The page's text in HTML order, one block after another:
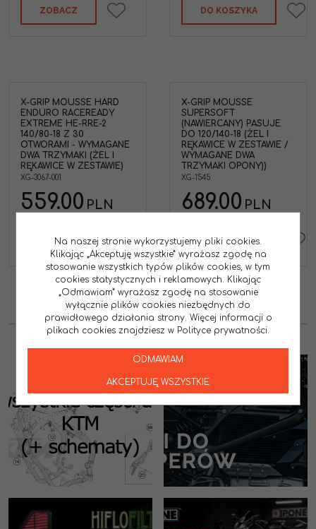
ZOBACZ DO KOSZYKA
X-GRIP MOUSSE HARD
ENDURO RACEREADY
EXTREME HE-RRE-2
140/80-18 Z 30
OTWORAMI - WYMAGANE
DWA TRZYMAKI (ŻEL I
RĘKAWICE W ZESTAWIE)
XG-3067-001
559.00 PLN
ZOBACZ
X-GRIP MOUSSE
SUPERSOFT
(NAWIERCANY) PASUJE
DO 120/140-18 (ŻEL I
RĘKAWICE W ZESTAWIE /
WYMAGANE DWA
TRZYMAKI OPONY))
XG-1545
689.00 PLN
DO KOSZYKA
1 2
Na naszej stronie wykorzystujemy pliki cookies.
Klikając „Akceptuję wszystkie” wyrażasz zgodę na
stosowanie wszystkich typów plików cookies, w tym
cookies statystycznych i reklamowych. Klikając
„Odmawiam” wyrażasz zgodę na stosowanie
wyłącznie plików cookies niezbędnych do
prawidłowego działania strony. Więcej informacji o
plikach cookies znajdziesz w Polityce prywatności.
ODMAWIAM
AKCEPTUJĘ WSZYSTKIE